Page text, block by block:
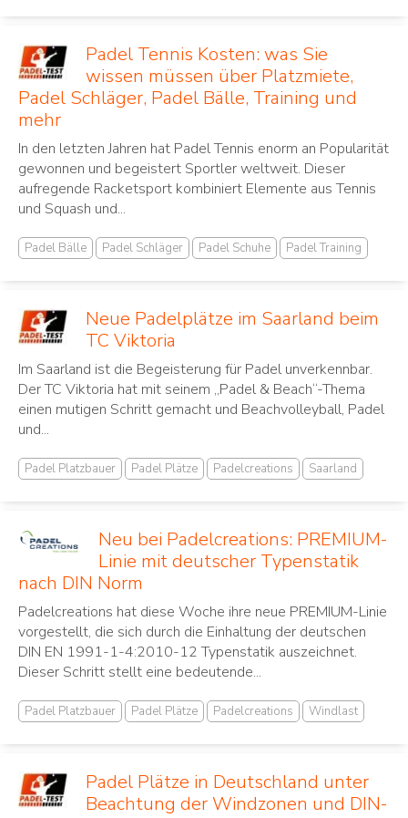
Padel Tennis Kosten: was Sie
wissen müssen über Platzmiete,
Padel Schläger, Padel Bälle, Training und
mehr
In den letzten Jahren hat Padel Tennis ‌enorm an Popularität⁢
gewonnen und begeistert Sportler ⁤weltweit. Dieser⁤
aufregende Racketsport ⁣kombiniert Elemente aus Tennis
und Squash und...
Padel Bälle Padel Schläger Padel Schuhe Padel Training
Neue Padelplätze im Saarland beim
TC Viktoria
Im Saarland ist die Begeisterung für Padel unverkennbar.
Der TC Viktoria hat mit seinem „Padel & Beach“-Thema
einen mutigen Schritt gemacht und Beachvolleyball, Padel
und...
Padel Platzbauer Padel Plätze Padelcreations Saarland
Neu bei Padelcreations: PREMIUM-
Linie mit deutscher Typenstatik
nach DIN Norm
Padelcreations hat diese Woche ihre neue PREMIUM-Linie
vorgestellt, die sich durch die Einhaltung der deutschen
DIN EN 1991-1-4:2010-12 Typenstatik auszeichnet.
Dieser Schritt stellt eine bedeutende...
Padel Platzbauer Padel Plätze Padelcreations Windlast
Padel Plätze in Deutschland unter
Beachtung der Windzonen und DIN-